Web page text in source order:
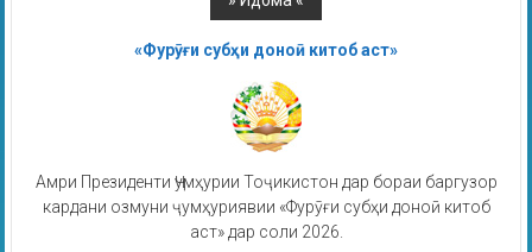
«Фурӯғи субҳи доноӣ китоб аст»
Амри Президенти Ҷумҳурии Тоҷикистон дар бораи баргузор
кардани озмуни ҷумҳуриявии «Фурӯғи субҳи доноӣ китоб
аст» дар соли 2026.